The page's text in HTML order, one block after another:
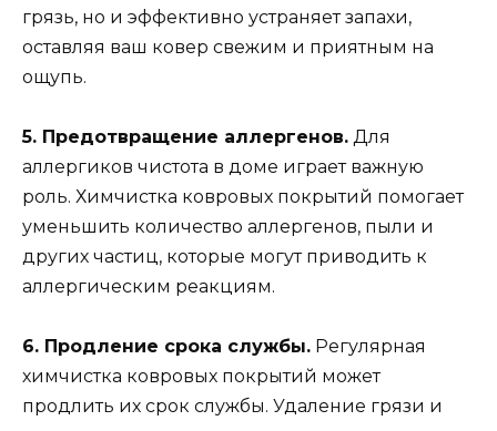
грязь, но и эффективно устраняет запахи,
оставляя ваш ковер свежим и приятным на
ощупь.
5. Предотвращение аллергенов. Для
аллергиков чистота в доме играет важную
роль. Химчистка ковровых покрытий помогает
уменьшить количество аллергенов, пыли и
других частиц, которые могут приводить к
аллергическим реакциям.
6. Продление срока службы. Регулярная
химчистка ковровых покрытий может
продлить их срок службы. Удаление грязи и